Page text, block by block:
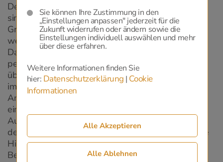
Der Schwerpunkt im Angebot des Wiener Vereins
sind die Bestattungskostenversicherung, die
Grabpflegeversicherung und die Organisation
weltweiter Überführungen nach einem Todesfall.
Darüber hinaus können Sie bereits zu Lebzeiten Ihre
persönlichen Wünsche – ¬von der Bestattungsart,
über die Art der Zeremonie bis hin zur Grabpflege –
im Rahmen der Bestattungsvorsorge festlegen. Den
Angehörigen werden so wichtige Entscheidungen in
einer ohnehin schwierigen Zeit abgenommen.
Außerdem: Der Wiener Verein verrechnet direkt mit
dem Bestattungsunternehmen und schützt damit die
Hinterbliebenen vor unerwartet hohen finanziellen
Belastungen.
Sie können Ihre Zustimmung in den
„Einstellungen anpassen" jederzeit für die
Zukunft widerrufen oder ändern sowie die
Einstellungen individuell auswählen und mehr
über diese erfahren.
Weitere Informationen finden Sie
hier: Datenschutzerklärung | Cookie
Informationen
Alle Ablehnen
Alle Akzeptieren